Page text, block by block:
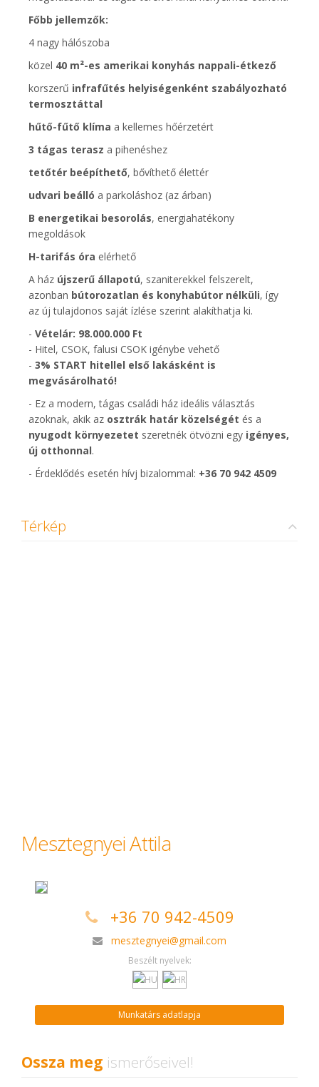
Főbb jellemzők:
4 nagy hálószoba
közel 40 m²-es amerikai konyhás nappali-étkező
korszerű infrafűtés helyiségenként szabályozható
termosztáttal
hűtő-fűtő klíma a kellemes hőérzetért
3 tágas terasz a pihenéshez
tetőtér beépíthető, bővíthető élettér
udvari beálló a parkoláshoz (az árban)
B energetikai besorolás, energiahatékony
megoldások
H-tarifás óra elérhető
A ház újszerű állapotú, szaniterekkel felszerelt,
azonban bútorozatlan és konyhabútor nélküli, így
az új tulajdonos saját ízlése szerint alakíthatja ki.
- Vételár: 98.000.000 Ft
- Hitel, CSOK, falusi CSOK igénybe vehető
- 3% START hitellel első lakásként is
megvásárolható!
- Ez a modern, tágas családi ház ideális választás
azoknak, akik az osztrák határ közelségét és a
nyugodt környezetet szeretnék ötvözni egy igényes,
új otthonnal.
- Érdeklődés esetén hívj bizalommal: +36 70 942 4509
Térkép
Mesztegnyei Attila
+36 70 942-4509
mesztegnyei@gmail.com
Beszélt nyelvek:
Munkatárs adatlapja
Ossza meg ismerőseivel!